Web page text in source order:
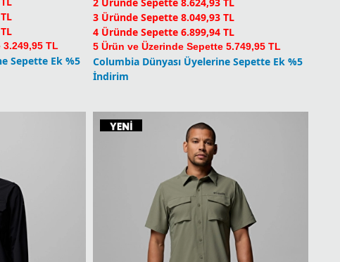
Sepette Ek %5
Columbia Dünyası Üyelerine Sepette Ek %5
İndirim